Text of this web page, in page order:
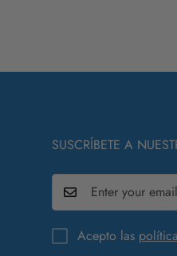
SUSCRÍBETE A
Acepto las